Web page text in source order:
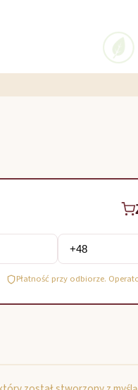
Płatność przy odbiorze.